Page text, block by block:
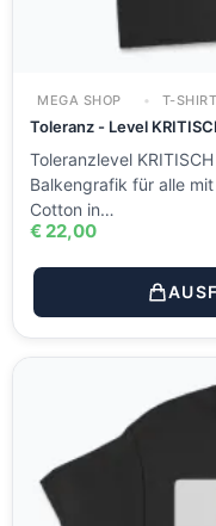
MEGA SHOP T-
Toleranz - Level
Toleranzlevel
Balkengrafik für alle
Cotton in…
€ 22,00